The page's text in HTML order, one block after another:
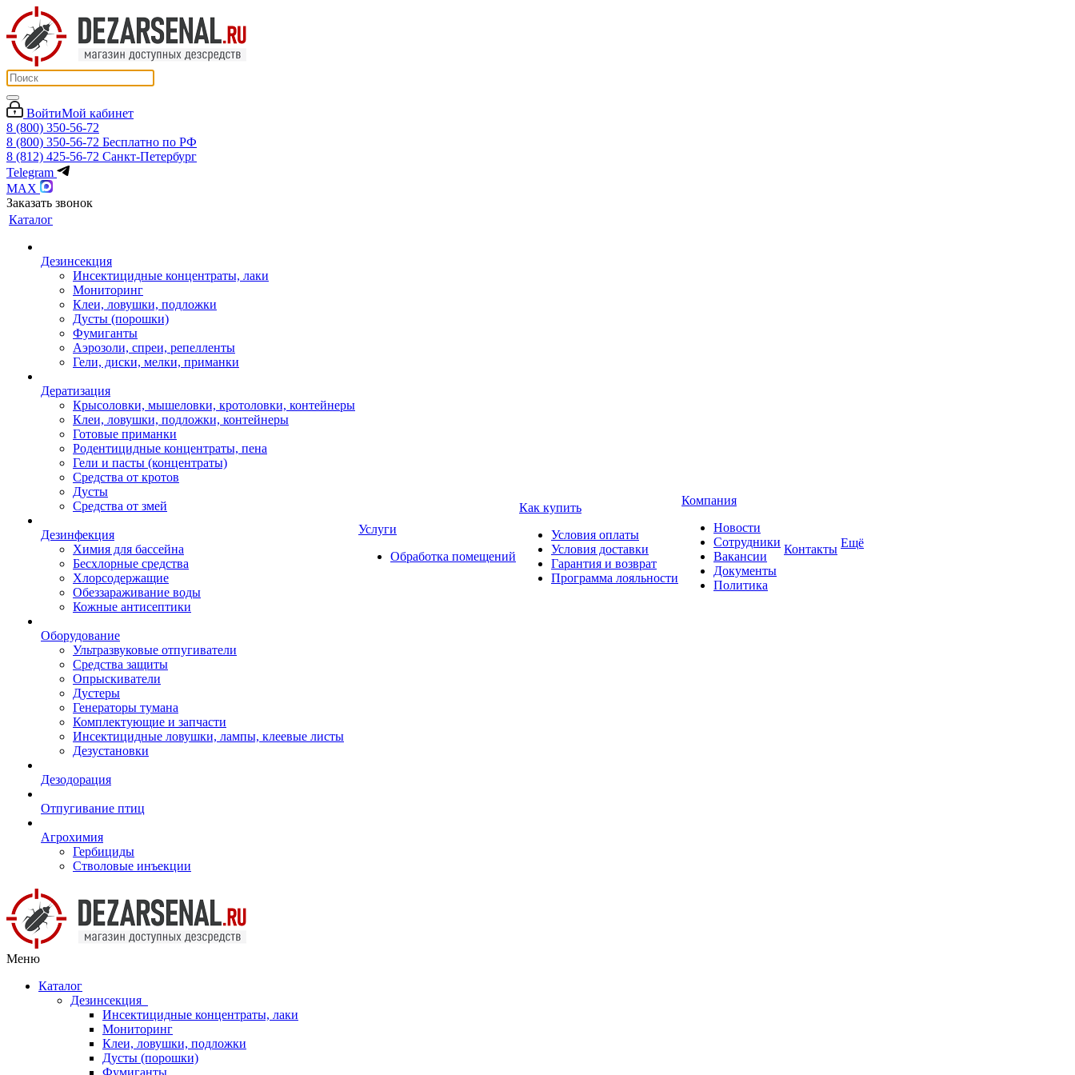
ВойтиМой кабинет
8 (800) 350-56-72
8 (800) 350-56-72 Бесплатно по РФ
8 (812) 425-56-72 Санкт-Петербург
Telegram
MAX
Заказать звонок
Каталог
Дезинсекция
Инсектицидные концентраты, лаки
Мониторинг
Клеи, ловушки, подложки
Дусты (порошки)
Фумиганты
Аэрозоли, спреи, репелленты
Гели, диски, мелки, приманки
Дератизация
Крысоловки, мышеловки, кротоловки, контейнеры
Клеи, ловушки, подложки, контейнеры
Готовые приманки
Родентицидные концентраты, пена
Гели и пасты (концентраты)
Средства от кротов
Дусты
Средства от змей
Дезинфекция
Химия для бассейна
Бесхлорные средства
Хлорсодержащие
Обеззараживание воды
Кожные антисептики
Оборудование
Ультразвуковые отпугиватели
Средства защиты
Опрыскиватели
Дустеры
Генераторы тумана
Комплектующие и запчасти
Инсектицидные ловушки, лампы, клеевые листы
Дезустановки
Дезодорация
Отпугивание птиц
Агрохимия
Гербициды
Стволовые инъекции
Услуги
Обработка помещений
Как купить
Условия оплаты
Условия доставки
Гарантия и возврат
Программа лояльности
Компания
Новости
Сотрудники
Вакансии
Документы
Политика
Контакты Ещё
Меню
Каталог
Дезинсекция
Инсектицидные концентраты, лаки
Мониторинг
Клеи, ловушки, подложки
Дусты (порошки)
Фумиганты